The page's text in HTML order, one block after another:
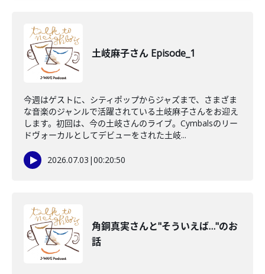
土岐麻子さん Episode_1
今週はゲストに、シティポップからジャズまで、さまざま
な音楽のジャンルで活躍されている土岐麻子さんをお迎え
します。初回は、今の土岐さんのライブ。Cymbalsのリー
ドヴォーカルとしてデビューをされた土岐...
2026.07.03 |00:20:50
角銅真実さんと"そういえば…"のお
話